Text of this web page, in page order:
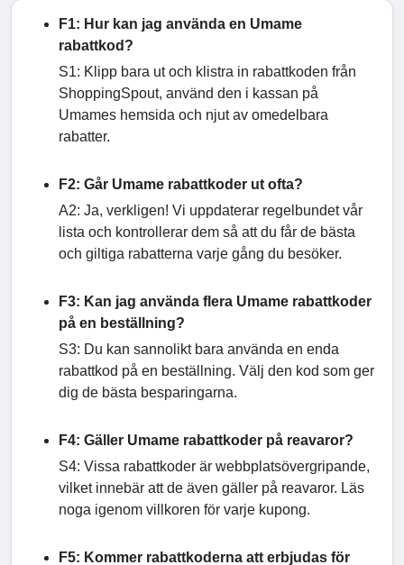
F1: Hur kan jag använda en Umame
rabattkod?
S1: Klipp bara ut och klistra in rabattkoden från
ShoppingSpout, använd den i kassan på
Umames hemsida och njut av omedelbara
rabatter.
F2: Går Umame rabattkoder ut ofta?
A2: Ja, verkligen! Vi uppdaterar regelbundet vår
lista och kontrollerar dem så att du får de bästa
och giltiga rabatterna varje gång du besöker.
F3: Kan jag använda flera Umame rabattkoder
på en beställning?
S3: Du kan sannolikt bara använda en enda
rabattkod på en beställning. Välj den kod som ger
dig de bästa besparingarna.
F4: Gäller Umame rabattkoder på reavaror?
S4: Vissa rabattkoder är webbplatsövergripande,
vilket innebär att de även gäller på reavaror. Läs
noga igenom villkoren för varje kupong.
F5: Kommer rabattkoderna att erbjudas för